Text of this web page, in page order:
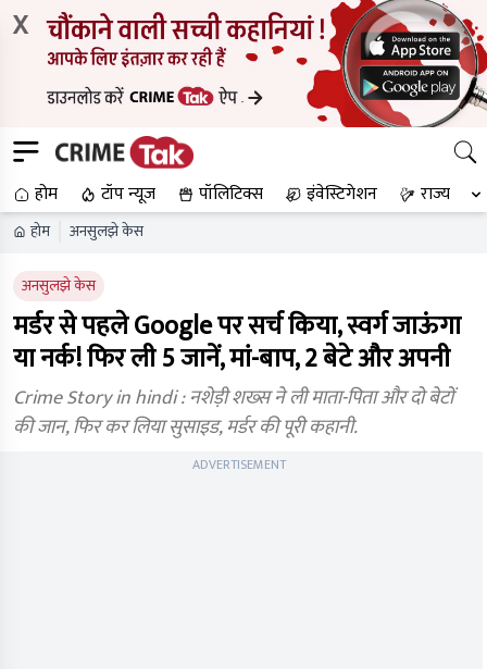
X
होम टॉप न्यूज पॉलिटिक्स इंवेस्टिगेशन राज्य
होम अनसुलझे केस
अनसुलझे केस
मर्डर से पहले Google पर सर्च किया, स्वर्ग जाऊंगा
या नर्क! फिर ली 5 जानें, मां-बाप, 2 बेटे और अपनी
Crime Story in hindi : नशेड़ी शख्स ने ली माता-पिता और दो बेटों
की जान, फिर कर लिया सुसाइड, मर्डर की पूरी कहानी.
ADVERTISEMENT